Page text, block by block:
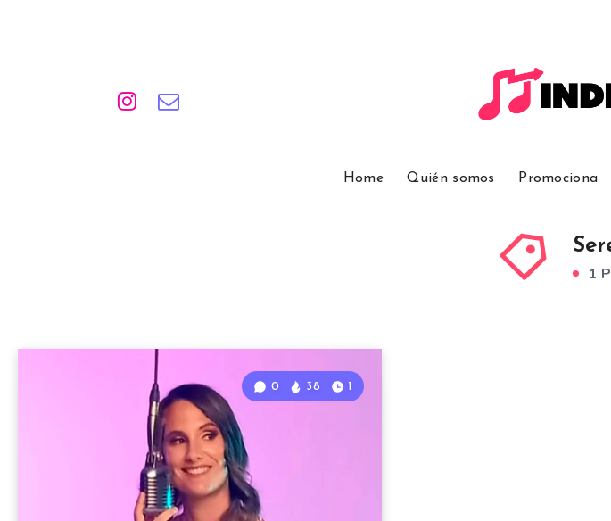
Home Quién somos Promociona
1
0 38 1